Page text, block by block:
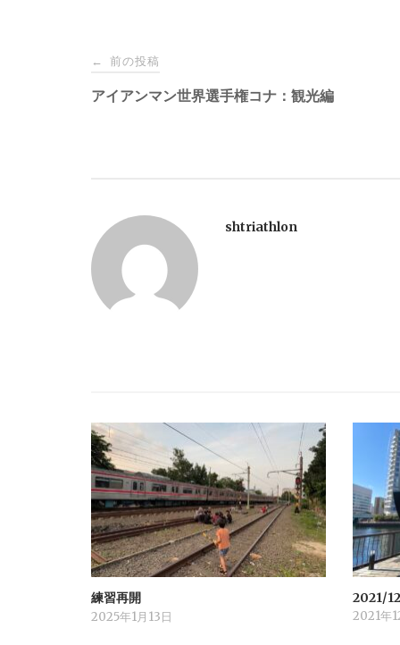
投
稿
ゲ
ー
ン
← 前の投稿
アイアンマン世界選手権コナ：観光編
shtriathlon
練習再開
2025年1月13日
2021/
2021年